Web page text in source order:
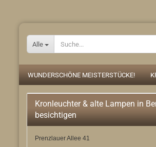
Alle
WUNDERSCHÖNE MEISTERSTÜCKE!
Kronleuchter & alte Lampen in
besichtigen
Prenzlauer Allee 41